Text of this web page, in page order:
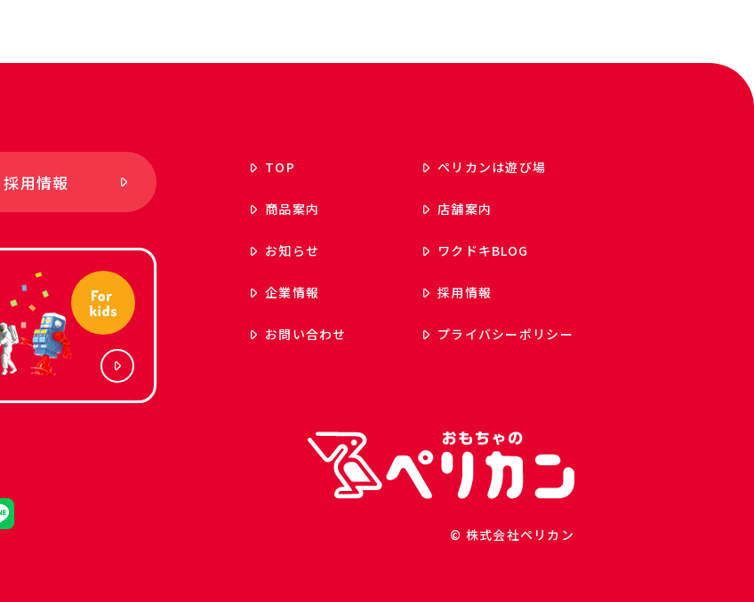
採用情報
TOP ペリカンは遊び場
商品案内 店舗案内
お知らせ ワクドキBLOG
企業情報 採用情報
お問い合わせ プライバシーポリシー
© 株式会社ペリカン